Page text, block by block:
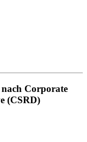
Corporate
(CSRD)